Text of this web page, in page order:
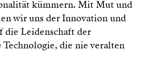
kümmern. Mit Mut und
wir uns der Innovation und
die Leidenschaft der
Technologie, die nie veralten